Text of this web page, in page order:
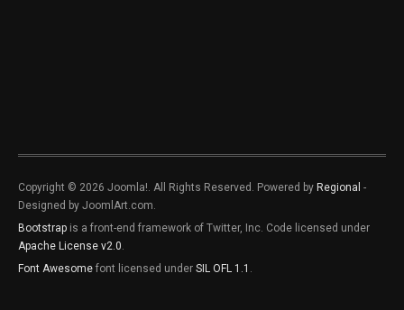
Copyright © 2026 Joomla!. All Rights Reserved. Powered by Regional -
Designed by JoomlArt.com.
Bootstrap is a front-end framework of Twitter, Inc. Code licensed under
Apache License v2.0.
Font Awesome font licensed under SIL OFL 1.1 .